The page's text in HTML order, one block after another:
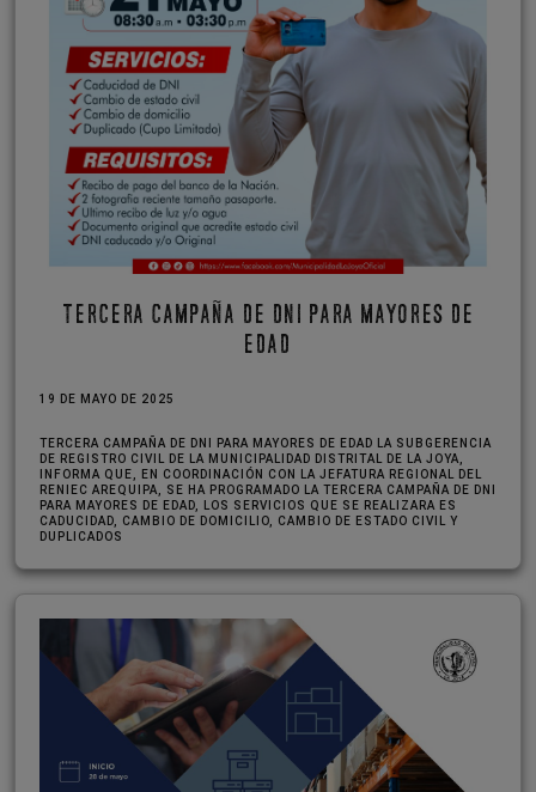
TERCERA CAMPAÑA DE DNI PARA MAYORES DE
EDAD
19 DE MAYO DE 2025
TERCERA CAMPAÑA DE DNI PARA MAYORES DE EDAD LA SUBGERENCIA
DE REGISTRO CIVIL DE LA MUNICIPALIDAD DISTRITAL DE LA JOYA,
INFORMA QUE, EN COORDINACIÓN CON LA JEFATURA REGIONAL DEL
RENIEC AREQUIPA, SE HA PROGRAMADO LA TERCERA CAMPAÑA DE DNI
PARA MAYORES DE EDAD, LOS SERVICIOS QUE SE REALIZARA ES
CADUCIDAD, CAMBIO DE DOMICILIO, CAMBIO DE ESTADO CIVIL Y
DUPLICADOS